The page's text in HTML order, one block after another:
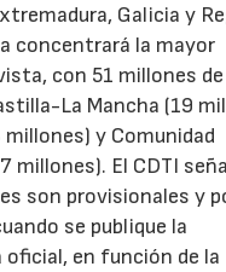
Galicia y
concentrará la mayor
con 51 millones
La Mancha (19
millones) y Comunidad
millones). El CDTI
son provisionales y
se publique la
en función de la